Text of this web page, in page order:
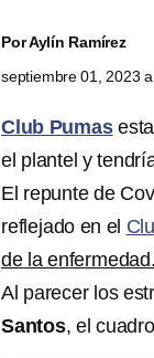
PorAylín Ramírez
septiembre 01, 2023
Club Pumas
el plantel y
El repunte de
reflejado en el
de la enfermedad.
Al parecer los
Santos, el